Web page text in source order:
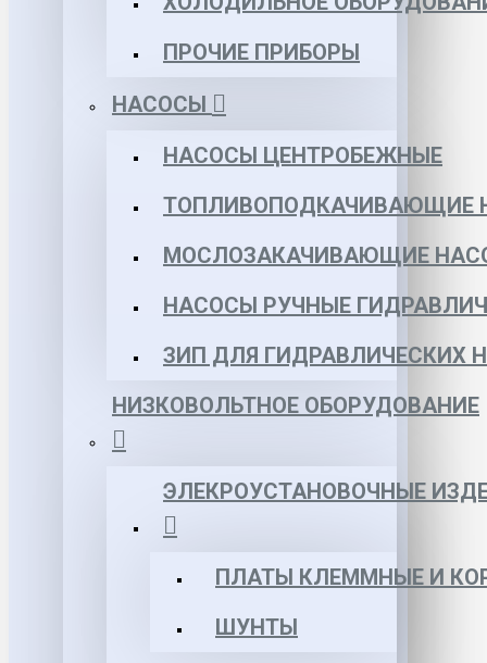
ПРОЧИЕ ПРИБОРЫ
НАСОСЫ
НАСОСЫ ЦЕНТРОБЕЖНЫЕ
ТОПЛИВОПОДКАЧИВАЮЩИЕ
МОСЛОЗАКАЧИВАЮЩИЕ
НАСОСЫ РУЧНЫЕ
ЗИП ДЛЯ ГИДРАВЛИЧЕСКИХ
НИЗКОВОЛЬТНОЕ ОБОРУДОВАНИЕ
ЭЛЕКРОУСТАНОВОЧНЫЕ
ПЛАТЫ КЛЕММНЫЕ И
ШУНТЫ